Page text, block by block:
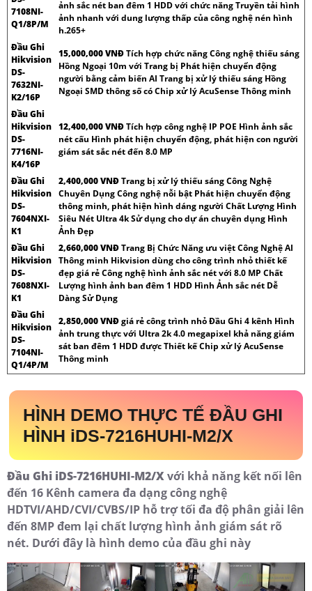
7108NI-
Q1/8P/M
ảnh sắc nét ban đêm 1 HDD với chức năng Truyền tải hình
ảnh nhanh với dung lượng thấp của công nghệ nén hình
h.265+
Đầu Ghi
Hikvision
DS-
7632NI-
K2/16P
15,000,000 VNĐTích hợp chức năng Công nghệ thiếu sáng
Hồng Ngoại 10m với Trang bị Phát hiện chuyển động
người bằng cảm biến AI Trang bị xử lý thiếu sáng Hồng
Ngoại SMD thông số có Chip xử lý AcuSense Thông minh
Đầu Ghi
Hikvision
DS-
7716NI-
K4/16P
12,400,000 VNĐTích hợp công nghệ IP POE Hình ảnh sắc
nét cấu Hình phát hiện chuyển động, phát hiện con người
giám sát sắc nét đến 8.0 MP
Đầu Ghi
Hikvision
DS-
7604NXI-
K1
2,400,000 VNĐTrang bị xử lý thiếu sáng Công Nghệ
Chuyên Dụng Công nghệ nỗi bật Phát hiện chuyển động
thông minh, phát hiện hình dáng người Chất Lượng Hình
Siêu Nét Ultra 4k Sử dụng cho dự án chuyên dụng Hình
Ảnh Đẹp
Đầu Ghi
Hikvision
DS-
7608NXI-
K1
2,660,000 VNĐTrang Bị Chức Năng ưu việt Công Nghệ AI
Thông minh Hikvision dùng cho công trình nhỏ thiết kế
đẹp giá rẻ Công nghệ hình ảnh sắc nét với 8.0 MP Chất
Lượng hình ảnh ban đêm 1 HDD Hình Ảnh sắc nét Dễ
Dàng Sử Dụng
Đầu Ghi
Hikvision
DS-
7104NI-
Q1/4P/M
2,850,000 VNĐgiá rẻ công trình nhỏ Đầu Ghi 4 kênh Hình
ảnh trung thực với Ultra 2k 4.0 megapixel khả năng giám
sát ban đêm 1 HDD được Thiết kế Chip xử lý AcuSense
Thông minh
HÌNH DEMO THỰC TẾ ĐẦU GHI
HÌNH iDS-7216HUHI-M2/X
Đầu Ghi iDS-7216HUHI-M2/Xvới khả năng kết nối lên
đến 16 Kênh camera đa dạng công nghệ
HDTVI/AHD/CVI/CVBS/IP hỗ trợ tối đa độ phân giải lên
đến 8MP đem lại chất lượng hình ảnh giám sát rõ
nét. Dưới đây là hình demo của đầu ghi này